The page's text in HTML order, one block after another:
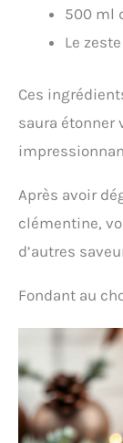
500 ml
Le
Ces
saura étonner
Après avoir
clémentine,
d’autres
Fondant au